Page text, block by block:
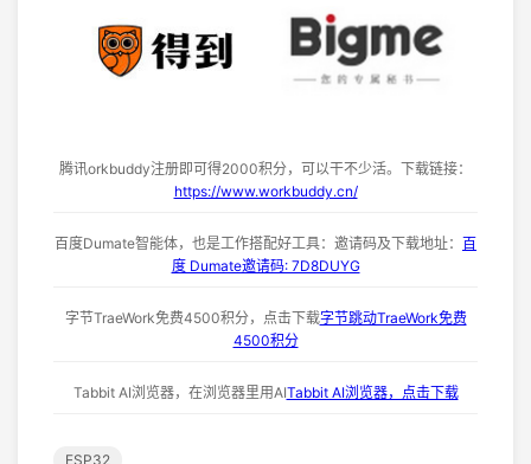
腾讯orkbuddy注册即可得2000积分，可以干不少活。下载链接：
https://www.workbuddy.cn/
百度Dumate智能体，也是工作搭配好工具：邀请码及下载地址： 百
度 Dumate邀请码: 7D8DUYG
字节TraeWork免费4500积分，点击下载字节跳动TraeWork免费
4500积分
Tabbit AI浏览器，在浏览器里用AITabbit AI浏览器，点击下载
ESP32